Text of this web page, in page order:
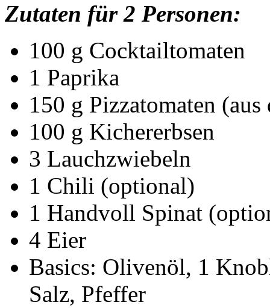
Zutaten für 2 Personen:
100 g Cocktailtomaten
1 Paprika
150 g Pizzatomaten (aus
100 g Kichererbsen
3 Lauchzwiebeln
1 Chili (optional)
1 Handvoll Spinat
4 Eier
Basics: Olivenöl, 1
Salz, Pfeffer